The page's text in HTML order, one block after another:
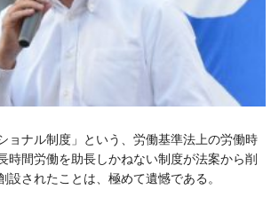
ョナル制度」という、労働基準法上の労働時
時間労働を助長しかねない制度が法案から削
設されたことは、極めて遺憾である。